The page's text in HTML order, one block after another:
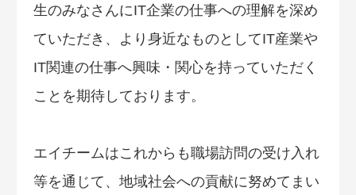
生のみなさんにIT企業の仕事への理解を深め
ていただき、より身近なものとしてIT産業や
IT関連の仕事へ興味・関心を持っていただく
ことを期待しております。
エイチームはこれからも職場訪問の受け入れ
等を通じて、地域社会への貢献に努めてまい